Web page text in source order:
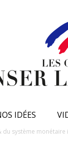
IDÉES
système monétaire